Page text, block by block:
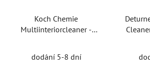
Koch Chemie
Multiinteriorcleaner -
dodání 5-8 dní